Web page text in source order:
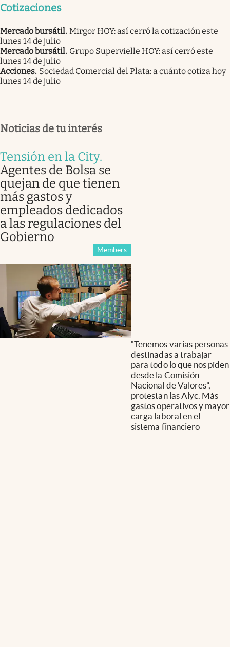
Cotizaciones
Mercado bursátil. Mirgor HOY: así cerró la cotización este
lunes 14 de julio
Mercado bursátil. Grupo Supervielle HOY: así cerró este
lunes 14 de julio
Acciones. Sociedad Comercial del Plata: a cuánto cotiza hoy
lunes 14 de julio
Noticias de tu interés
Tensión en la City.
Agentes de Bolsa se
quejan de que tienen
más gastos y
empleados dedicados
a las regulaciones del
Gobierno
Members
“Tenemos varias personas
destinadas a trabajar
para todo lo que nos piden
desde la Comisión
Nacional de Valores”,
protestan las Alyc. Más
gastos operativos y mayor
carga laboral en el
sistema financiero